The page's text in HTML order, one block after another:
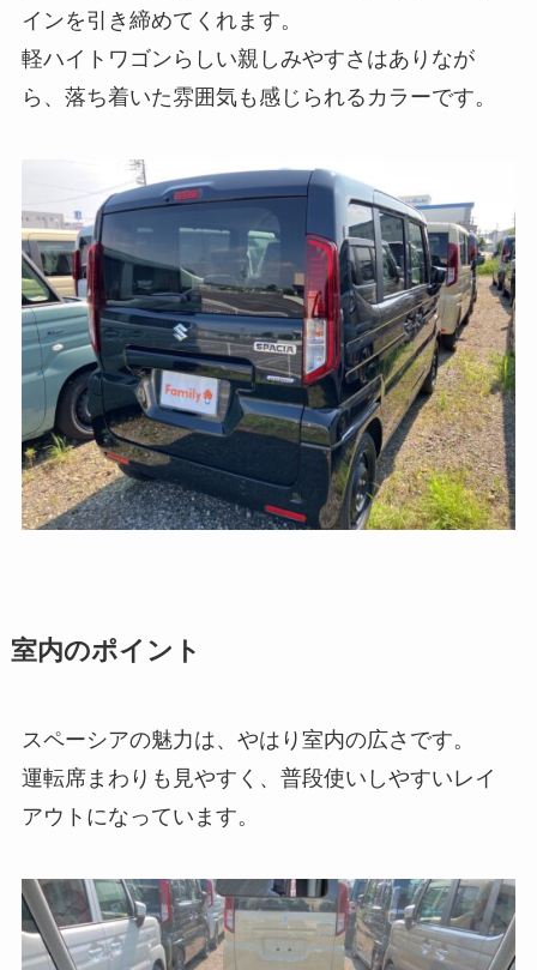
インを引き締めてくれます。
軽ハイトワゴンらしい親しみやすさはありなが
ら、落ち着いた雰囲気も感じられるカラーです。
室内のポイント
スペーシアの魅力は、やはり室内の広さです。
運転席まわりも見やすく、普段使いしやすいレイ
アウトになっています。